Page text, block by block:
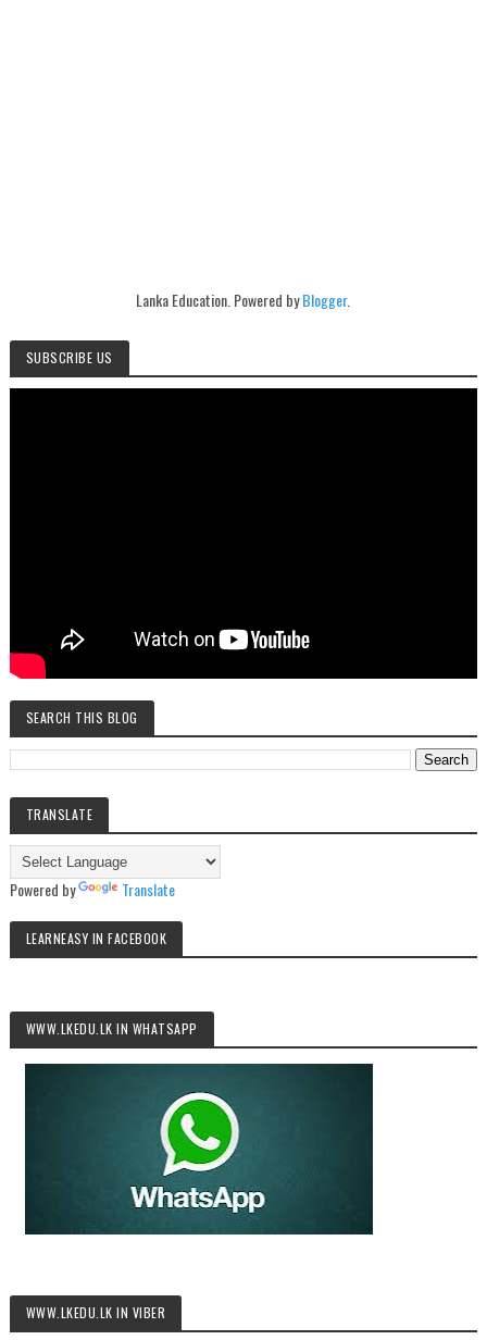
Lanka Education. Powered byBlogger.
SUBSCRIBE US
SEARCH THIS BLOG
TRANSLATE
Powered by Translate
LEARNEASY IN FACEBOOK
WWW.LKEDU.LK IN WHATSAPP
WWW.LKEDU.LK IN VIBER